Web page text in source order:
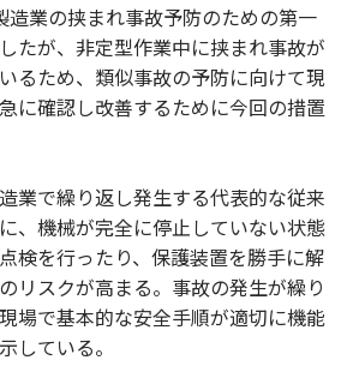
造業の挟まれ事故予防のための第一
たが、非定型作業中に挟まれ事故が
るため、類似事故の予防に向けて現
に確認し改善するために今回の措置
業で繰り返し発生する代表的な従来
、機械が完全に停止していない状態
検を行ったり、保護装置を勝手に解
リスクが高まる。事故の発生が繰り
場で基本的な安全手順が適切に機能
している。